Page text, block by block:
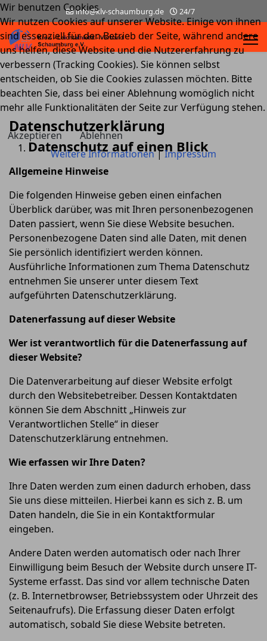
info@klv-schaumburg.de 24/7
Datenschutzerklärung
Datenschutz auf einen Blick
Allgemeine Hinweise
Die folgenden Hinweise geben einen einfachen
Überblick darüber, was mit Ihren personenbezogenen
Daten passiert, wenn Sie diese Website besuchen.
Personenbezogene Daten sind alle Daten, mit denen
Sie persönlich identifiziert werden können.
Ausführliche Informationen zum Thema Datenschutz
entnehmen Sie unserer unter diesem Text
aufgeführten Datenschutzerklärung.
Datenerfassung auf dieser Website
Wer ist verantwortlich für die Datenerfassung auf
dieser Website?
Die Datenverarbeitung auf dieser Website erfolgt
durch den Websitebetreiber. Dessen Kontaktdaten
können Sie dem Abschnitt „Hinweis zur
Verantwortlichen Stelle“ in dieser
Datenschutzerklärung entnehmen.
Wie erfassen wir Ihre Daten?
Ihre Daten werden zum einen dadurch erhoben, dass
Sie uns diese mitteilen. Hierbei kann es sich z. B. um
Daten handeln, die Sie in ein Kontaktformular
eingeben.
Andere Daten werden automatisch oder nach Ihrer
Einwilligung beim Besuch der Website durch unsere IT-
Systeme erfasst. Das sind vor allem technische Daten
(z. B. Internetbrowser, Betriebssystem oder Uhrzeit des
Seitenaufrufs). Die Erfassung dieser Daten erfolgt
automatisch, sobald Sie diese Website betreten.
Wir benutzen Cookies
Wir nutzen Cookies auf unserer Website. Einige von ihnen
sind essenziell für den Betrieb der Seite, während andere
uns helfen, diese Website und die Nutzererfahrung zu
verbessern (Tracking Cookies). Sie können selbst
entscheiden, ob Sie die Cookies zulassen möchten. Bitte
beachten Sie, dass bei einer Ablehnung womöglich nicht
mehr alle Funktionalitäten der Seite zur Verfügung stehen.
Akzeptieren
Ablehnen
Weitere Informationen|Impressum